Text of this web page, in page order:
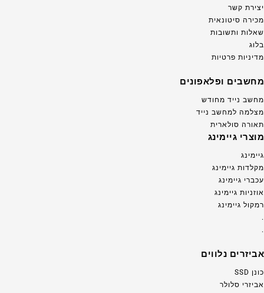
יצירת קשר
מכירה סיטונאית
שאלות ותשובות
בלוג
מדיניות פרטיות
מחשבים ופלאפונים
מחשב נייד מחודש
מצלמה למחשב נייד
תאורה סולארית
מוצרי גיימינג
גיימינג
מקלדות גיימינג
עכברי גיימינג
אוזניות גיימינג
רמקול גיימינג
.
.
אביזרים נלווים
כונן SSD
אביזרי סלולר